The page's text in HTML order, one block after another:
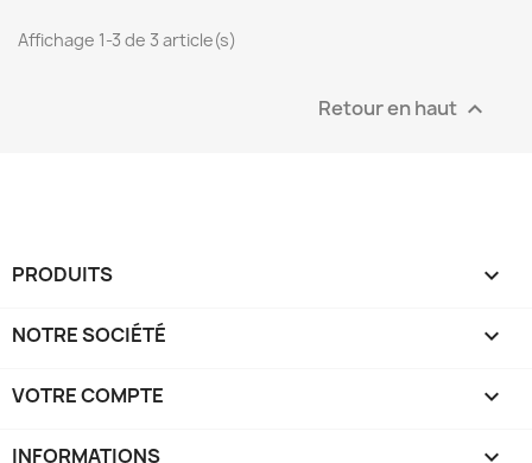
Affichage 1-3 de 3 article(s)
Retour en haut 
PRODUITS 
NOTRE SOCIÉTÉ 
VOTRE COMPTE 
INFORMATIONS keyboard_arrow_down